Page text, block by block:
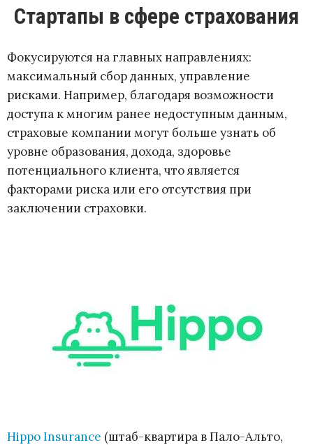
Стартапы в сфере страхования
Фокусируются на главных направлениях:
максимальный сбор данных, управление
рисками. Например, благодаря возможности
доступа к многим ранее недоступным данным,
страховые компании могут больше узнать об
уровне образования, дохода, здоровье
потенциального клиента, что является
факторами риска или его отсутствия при
заключении страховки.
Hippo Insurance (штаб-квартира в Пало-Альто,